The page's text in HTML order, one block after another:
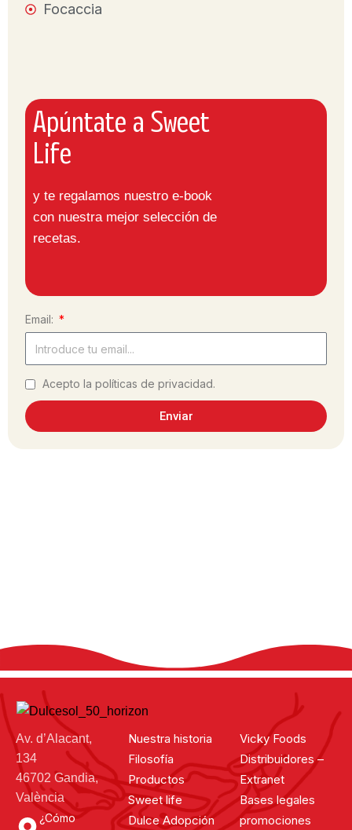
Focaccia
Apúntate a Sweet
Life
y te regalamos nuestro e-book
con nuestra mejor selección de
recetas.
Email:
Acepto la políticas de privacidad.
Enviar
Av. d’Alacant,
134
46702 Gandia,
València
¿Cómo
Nuestra historia
Filosofía
Productos
Sweet life
Dulce Adopción
Vicky Foods
Distribuidores –
Extranet
Bases legales
promociones